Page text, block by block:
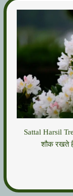
Sattal Harsil
शौक रखते हैं